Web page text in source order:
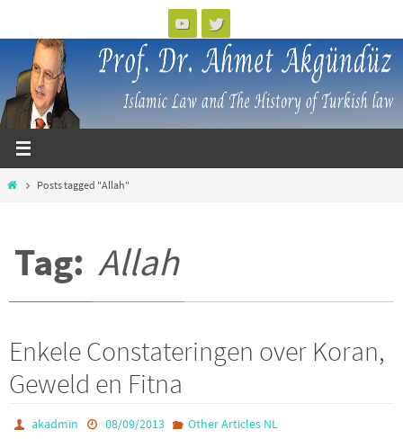
to
content
HomePosts tagged "Allah"
Tag: Allah
Enkele Constateringen over Koran,
Geweld en Fitna
akadmin 08/09/2013
Other Articles NL